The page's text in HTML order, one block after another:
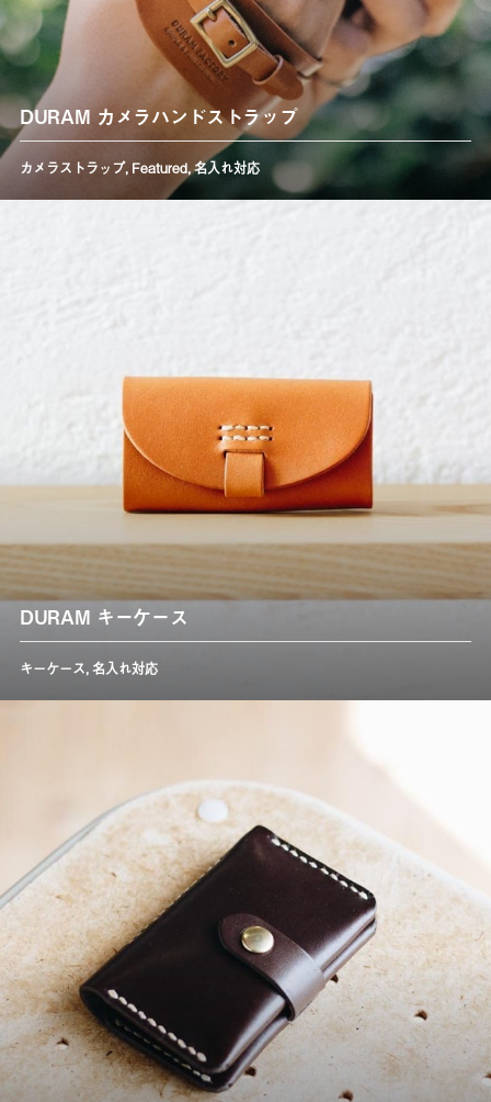
DURAM カメラハンドストラップ
カメラストラップ, Featured,名入れ対応
DURAM キーケース
キーケース,名入れ対応